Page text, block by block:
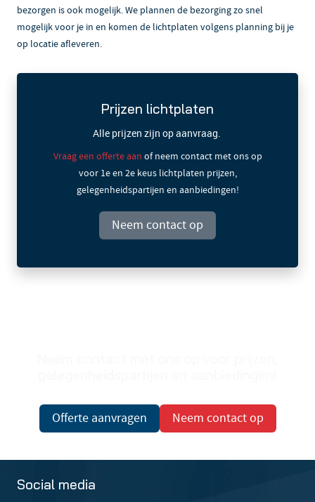
bezorgen is ook mogelijk. We plannen de bezorging zo snel
mogelijk voor je in en komen de lichtplaten volgens planning bij je
op locatie afleveren.
Prijzen lichtplaten
Alle prijzen zijn op aanvraag.
Vraag een offerte aan of neem contact met ons op
voor 1e en 2e keus lichtplaten prijzen,
gelegenheidspartijen en aanbiedingen!
Neem contact op
Offerte aanvragen Neem contact op
Social media